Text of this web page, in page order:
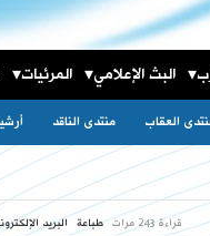
البث الإعلامي المرئيات
العقاب منتدى الناقد
قراءة 243 مرات طباعة البريد